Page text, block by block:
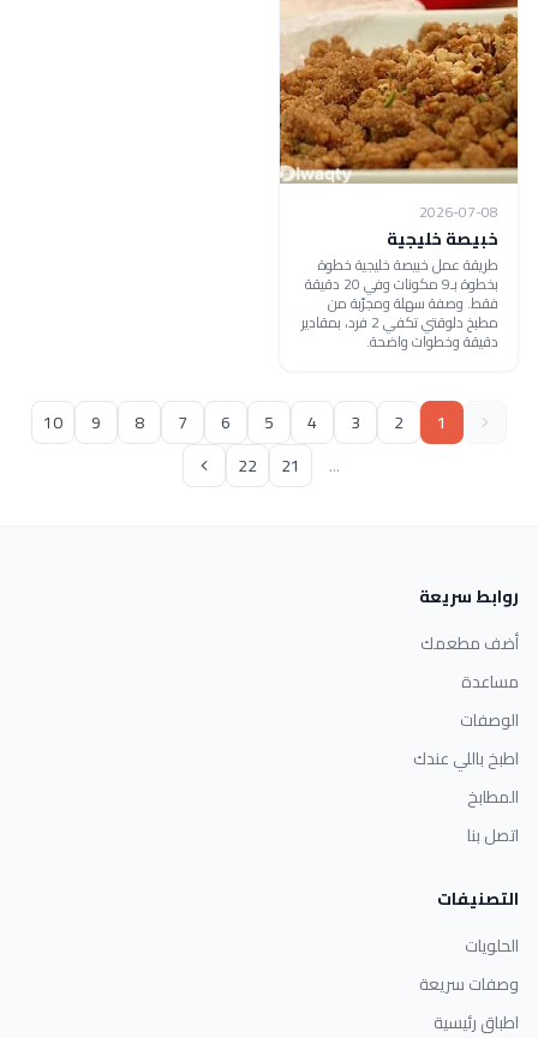
2026-07-08
خبيصة خليجية
طريقة عمل خبيصة خليجية خطوة
بخطوة بـ9 مكونات وفي 20 دقيقة
فقط. وصفة سهلة ومجرّبة من
مطبخ دلوقتي تكفي 2 فرد، بمقادير
دقيقة وخطوات واضحة.
1
2
3
4
5
6
7
8
9
10
...
21
22
روابط سريعة
أضف مطعمك
مساعدة
الوصفات
اطبخ باللي عندك
المطابخ
اتصل بنا
التصنيفات
الحلويات
وصفات سريعة
اطباق رئيسية